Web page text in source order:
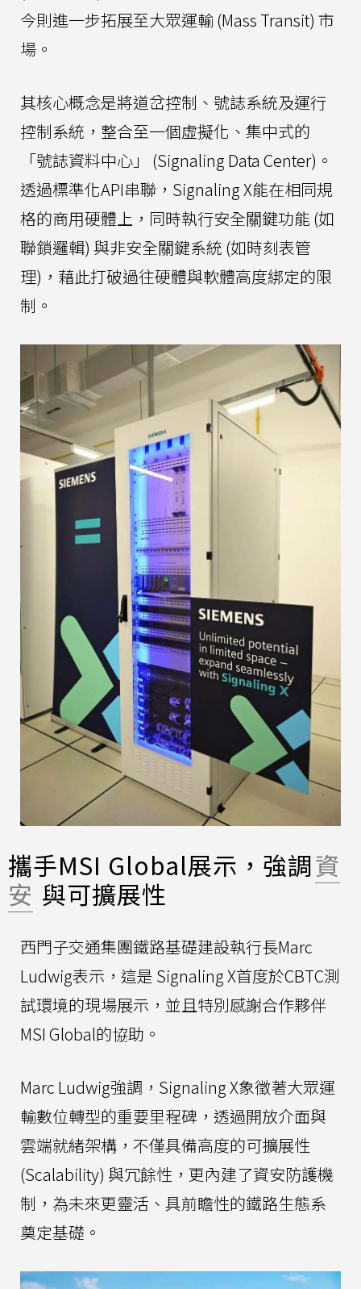
今則進一步拓展至大眾運輸 (Mass Transit) 市
場。
其核心概念是將道岔控制、號誌系統及運行
控制系統，整合至一個虛擬化、集中式的
「號誌資料中心」 (Signaling Data Center)。
透過標準化API串聯，Signaling X能在相同規
格的商用硬體上，同時執行安全關鍵功能 (如
聯鎖邏輯) 與非安全關鍵系統 (如時刻表管
理)，藉此打破過往硬體與軟體高度綁定的限
制。
攜手MSI Global展示，強調資
安 與可擴展性
西門子交通集團鐵路基礎建設執行長Marc
Ludwig表示，這是 Signaling X首度於CBTC測
試環境的現場展示，並且特別感謝合作夥伴
MSI Global的協助。
Marc Ludwig強調，Signaling X象徵著大眾運
輸數位轉型的重要里程碑，透過開放介面與
雲端就緒架構，不僅具備高度的可擴展性
(Scalability) 與冗餘性，更內建了資安防護機
制，為未來更靈活、具前瞻性的鐵路生態系
奠定基礎。